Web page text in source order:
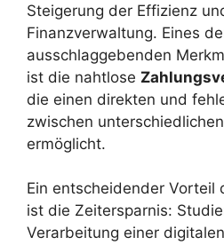
Steigerung der Effizienz
Finanzverwaltung. Eines
ausschlaggebenden
ist die nahtlose
die einen direkten und
zwischen
ermöglicht.
Ein entscheidender Vorteil
ist die Zeitersparnis:
Verarbeitung einer